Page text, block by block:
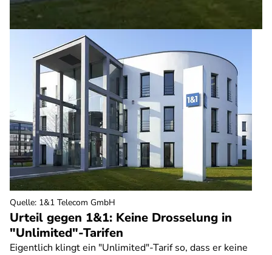
Urteil gegen 1&1: Keine Drosselung in
"Unlimited"-Tarifen
Eigentlich klingt ein "Unlimited"-Tarif so, dass er keine
Quelle: 1&1 Telecom GmbH